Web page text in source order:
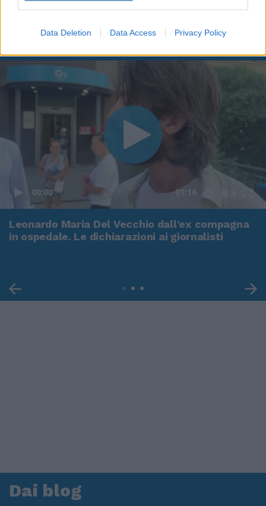
Data Deletion Data Access Privacy Policy
00:00 01:16
Leonardo Maria Del Vecchio dall'ex compagna
in ospedale. Le dichiarazioni ai giornalisti
Dai blog